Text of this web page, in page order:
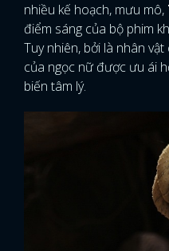
nhiều kế hoạch, mưu mô,
điểm sáng của bộ phim
Tuy nhiên, bởi là nhân
của ngọc nữ được ưu ái
biến tâm lý.